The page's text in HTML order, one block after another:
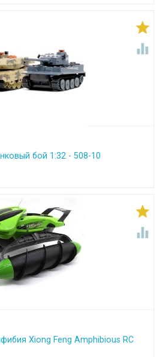


бой 1:32 - 508-10


Xiong Feng Amphibious RC